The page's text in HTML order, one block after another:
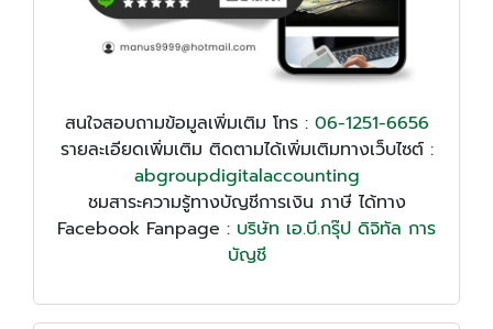
สนใจสอบถามข้อมูลเพิ่มเติม โทร : 06-1251-6656
รายละเอียดเพิ่มเติม ติดตามได้เพิ่มเติมทางเว็บไซต์ :
abgroupdigitalaccounting
ชมสาระความรู้ทางบัญชีการเงิน ภาษี ได้ทาง
Facebook Fanpage : บริษัท เอ.บี.กรุ๊ป ดิจิทัล การ
บัญชี